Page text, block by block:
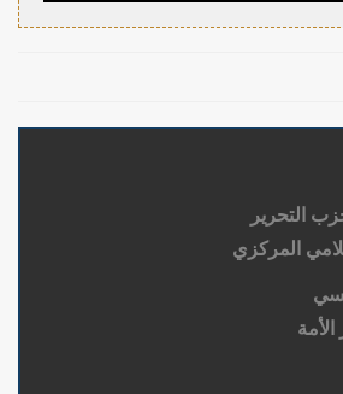
التحرير
المركزي